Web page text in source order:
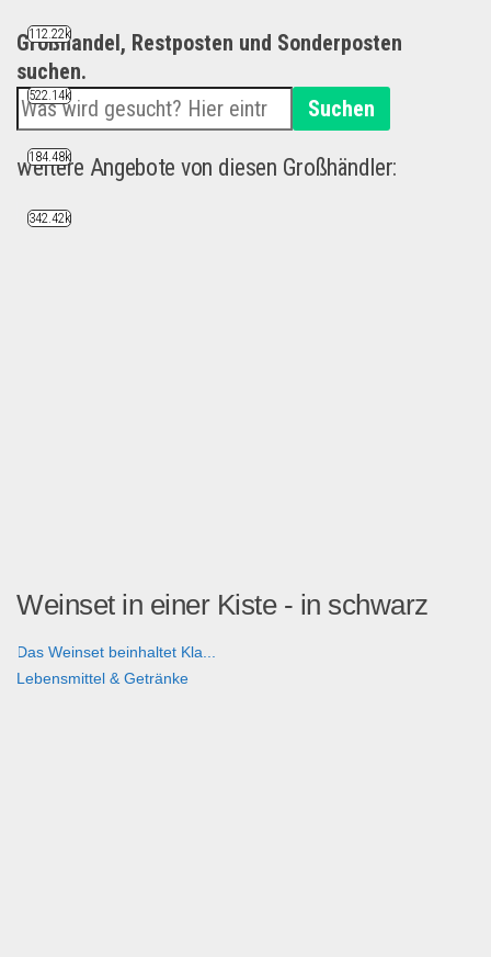
Großhandel, Restposten und Sonderposten
suchen.
Suchen
weitere Angebote von diesen Großhändler:
Weinset in einer Kiste - in schwarz
Das Weinset beinhaltet Kla...
Lebensmittel & Getränke
112.22k
522.14k
184.48k
342.42k